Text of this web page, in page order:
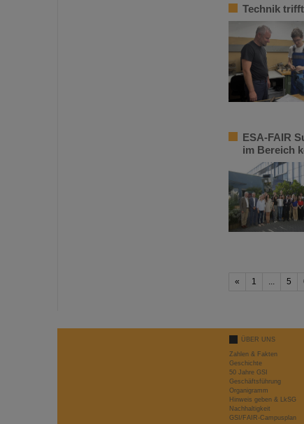
Technik
ESA-FAIR
im Bereich
« 1 ... 5
ÜBER UNS
Zahlen & Fakten
Geschichte
50 Jahre GSI
Geschäftsführung
Organigramm
Hinweis geben & LkSG
Nachhaltigkeit
GSI/FAIR-Campusplan